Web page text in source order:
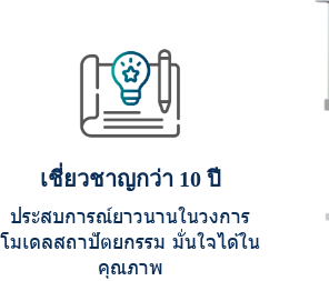
เชี่ยวชาญกว่า 10 ปี
ประสบการณ์ยาวนานในวงการ
โมเดลสถาปัตยกรรม มั่นใจได้ใน
คุณภาพ